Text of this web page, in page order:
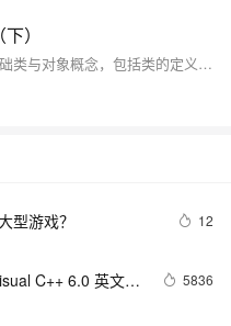
）
在上一篇博客中，我们学习了C++的基础类与对象概念，包括类的定义、对象的使用和构造函数的作用。在这一篇，我们将深入探讨C++类的一些重要特性，如构造函数的高级用法、类型转换、static成员、友元、内部类、匿名对象，以及对象拷贝优化等。这些内容可以帮助你更好地理解和应用面向对象编程的核心理念，提升代码的健壮性、灵活性和可维护性。
型游戏？ 12
C++ 6.0 英文企
5836